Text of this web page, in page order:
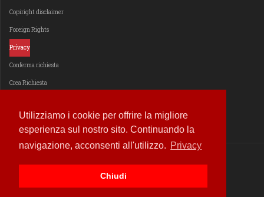
Utilizziamo i cookie per offrire la migliore
esperienza sul nostro sito. Continuando la
navigazione, acconsenti all'utilizzo. Privacy
Chiudi
Copiright disclaimer
Foreign Rights
Privacy
Conferma richiesta
Crea Richiesta